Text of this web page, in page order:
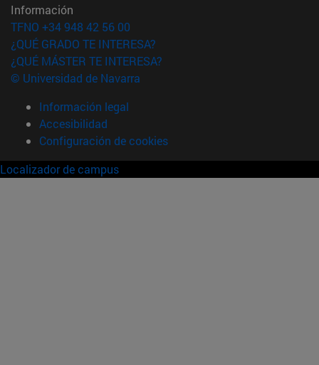
Información
TFNO +34 948 42 56 00
¿QUÉ GRADO TE INTERESA?
¿QUÉ MÁSTER TE INTERESA?
© Universidad de Navarra
Información legal
Accesibilidad
Configuración de cookies
Localizador de campus